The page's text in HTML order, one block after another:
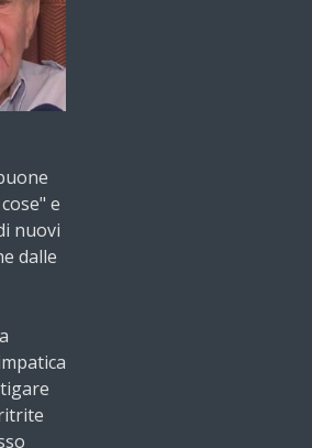
e
nuovi
dalle